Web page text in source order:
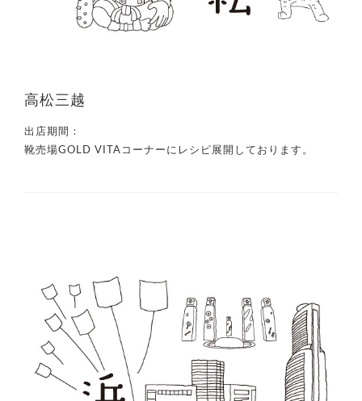
高松三越
出店期間：
靴売場GOLD VITAコーナーにレシピ展開しております。